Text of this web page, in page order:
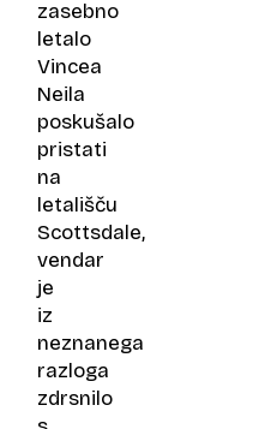
zasebno
letalo
Vincea
Neila
poskušalo
pristati
na
letališču
Scottsdale,
vendar
je
iz
neznanega
razloga
zdrsnilo